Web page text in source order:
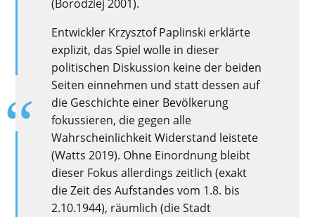
(Borodziej 2001).
Entwickler Krzysztof Paplinski erklärte
explizit, das Spiel wolle in dieser
politischen Diskussion keine der beiden
Seiten einnehmen und statt dessen auf
die Geschichte einer Bevölkerung
fokussieren, die gegen alle
Wahrscheinlichkeit Widerstand leistete
(Watts 2019). Ohne Einordnung bleibt
dieser Fokus allerdings zeitlich (exakt
die Zeit des Aufstandes vom 1.8. bis
2.10.1944), räumlich (die Stadt